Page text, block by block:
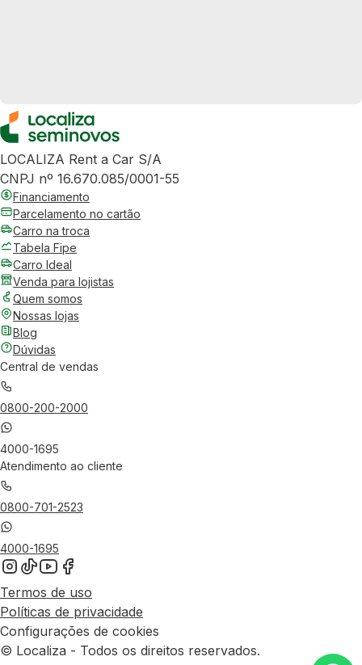
LOCALIZA Rent a Car S/A
CNPJ nº 16.670.085/0001-55
Financiamento
Parcelamento no cartão
Carro na troca
Tabela Fipe
Carro Ideal
Venda para lojistas
Quem somos
Nossas lojas
Blog
Dúvidas
Central de vendas
0800-200-2000
4000-1695
Atendimento ao cliente
0800-701-2523
4000-1695
Termos de uso
Políticas de privacidade
Configurações de cookies
© Localiza - Todos os direitos reservados.